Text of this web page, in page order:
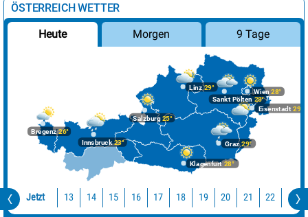
ÖSTERREICH WETTER
Heute Morgen 9 Tage
Bregenz26°
Graz29°
Innsbruck23°
Klagenfurt 28°
Linz29°
Salzburg25°
Wien 28°
Eisenstadt 29°
Sankt Pölten 28°
Jetzt 13 14 15 16 17 18 19 20 21 22 23